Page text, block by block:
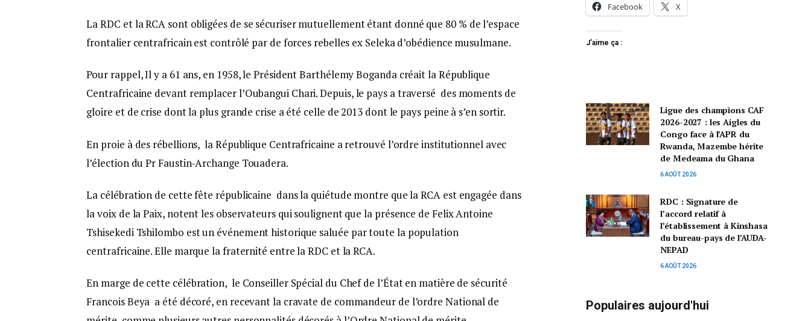
La RDC et la RCA sont obligées de se sécuriser mutuellement étant donné que 80 % de l’espace
frontalier centrafricain est contrôlé par de forces rebelles ex Seleka d’obédience musulmane.
Pour rappel, Il y a 61 ans, en 1958, le Président Barthélemy Boganda créait la République
Centrafricaine devant remplacer l’Oubangui Chari. Depuis, le pays a traversé des moments de
gloire et de crise dont la plus grande crise a été celle de 2013 dont le pays peine à s’en sortir.
En proie à des rébellions, la République Centrafricaine a retrouvé l’ordre institutionnel avec
l’élection du Pr Faustin-Archange Touadera.
La célébration de cette fête républicaine dans la quiétude montre que la RCA est engagée dans
la voix de la Paix, notent les observateurs qui soulignent que la présence de Felix Antoine
Tshisekedi Tshilombo est un événement historique saluée par toute la population
centrafricaine. Elle marque la fraternité entre la RDC et la RCA.
En marge de cette célébration, le Conseiller Spécial du Chef de l’État en matière de sécurité
Francois Beya a été décoré, en recevant la cravate de commandeur de l’ordre National de
Facebook X
J’aime ça :
Ligue des champions CAF
2026-2027 : les Aigles du
Congo face à l’APR du
Rwanda, Mazembe hérite
de Medeama du Ghana
6 AOÛT 2026
RDC : Signature de
l’accord relatif à
l’établissement à Kinshasa
du bureau-pays de l’AUDA-
NEPAD
6 AOÛT 2026
Populaires aujourd'hui